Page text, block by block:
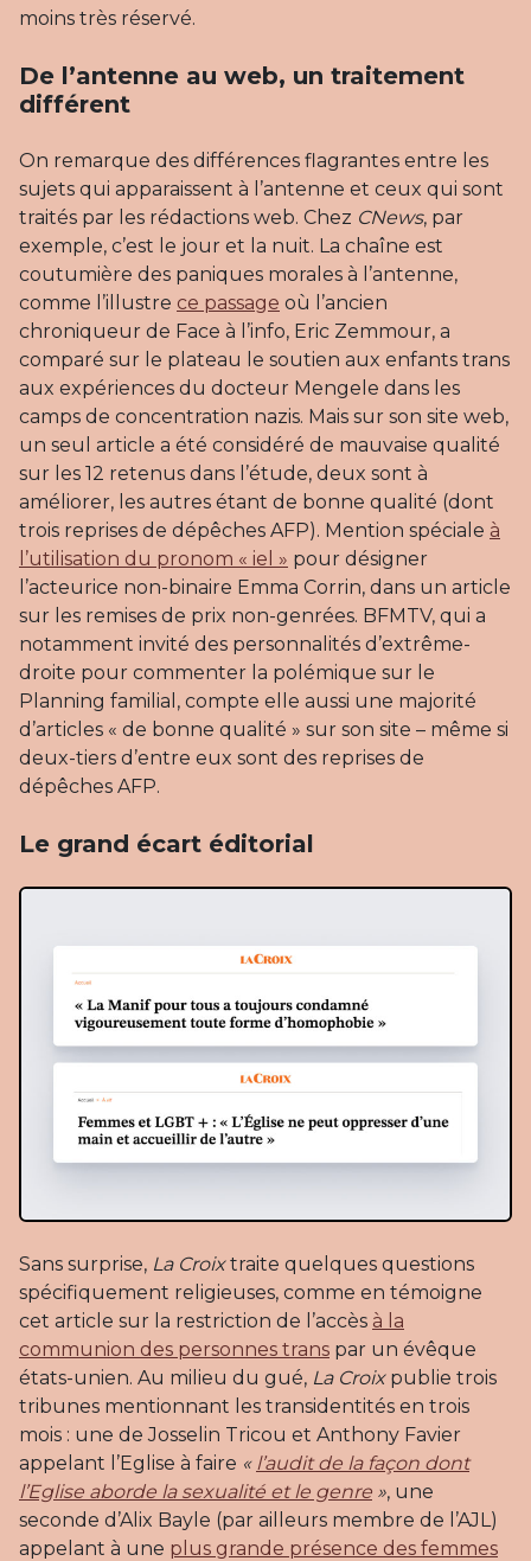
moins très réservé.
De l’antenne au web, un traitement
différent
On remarque des différences flagrantes entre les
sujets qui apparaissent à l’antenne et ceux qui sont
traités par les rédactions web. Chez CNews, par
exemple, c’est le jour et la nuit. La chaîne est
coutumière des paniques morales à l’antenne,
comme l’illustre ce passage où l’ancien
chroniqueur de Face à l’info, Eric Zemmour, a
comparé sur le plateau le soutien aux enfants trans
aux expériences du docteur Mengele dans les
camps de concentration nazis. Mais sur son site web,
un seul article a été considéré de mauvaise qualité
sur les 12 retenus dans l’étude, deux sont à
améliorer, les autres étant de bonne qualité (dont
trois reprises de dépêches AFP). Mention spéciale à
l’utilisation du pronom « iel » pour désigner
l’acteurice non-binaire Emma Corrin, dans un article
sur les remises de prix non-genrées. BFMTV, qui a
notamment invité des personnalités d’extrême-
droite pour commenter la polémique sur le
Planning familial, compte elle aussi une majorité
d’articles « de bonne qualité » sur son site – même si
deux-tiers d’entre eux sont des reprises de
dépêches AFP.
Le grand écart éditorial
Sans surprise, La Croixtraite quelques questions
spécifiquement religieuses, comme en témoigne
cet article sur la restriction de l’accès à la
communion des personnes trans par un évêque
états-unien. Au milieu du gué, La Croixpublie trois
tribunes mentionnant les transidentités en trois
mois : une de Josselin Tricou et Anthony Favier
appelant l’Eglise à faire « l’audit de la façon dont
l’Eglise aborde la sexualité et le genre », une
seconde d’Alix Bayle (par ailleurs membre de l’AJL)
appelant à une plus grande présence des femmes